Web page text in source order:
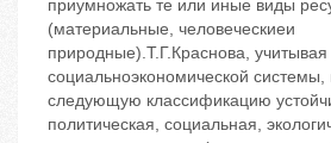
приумножать те или иные виды
(материальные, человеческиеи
природные).Т.Г.Краснова, учитывая
социальноэкономической системы,
следующую классификацию
политическая, социальная,